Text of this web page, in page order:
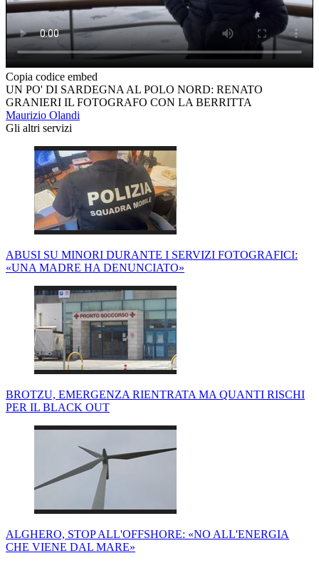
Copia codice embed
UN PO' DI SARDEGNA AL POLO NORD: RENATO
GRANIERI IL FOTOGRAFO CON LA BERRITTA
Maurizio Olandi
Gli altri servizi
ABUSI SU MINORI DURANTE I SERVIZI FOTOGRAFICI:
«UNA MADRE HA DENUNCIATO»
BROTZU, EMERGENZA RIENTRATA MA QUANTI RISCHI
PER IL BLACK OUT
ALGHERO, STOP ALL'OFFSHORE: «NO ALL'ENERGIA
CHE VIENE DAL MARE»